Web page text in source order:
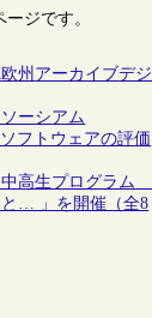
ジです。
欧州 アーカイブデジ
ーシアム
フトウェアの評価
中高生プログラム
と… 」を開催（全8